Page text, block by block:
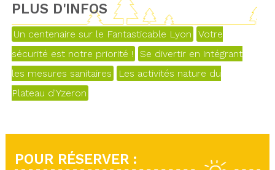
PLUS D'INFOS
Un centenaire sur le Fantasticable Lyon
Votre
sécurité est notre priorité !
Se divertir en intégrant
les mesures sanitaires
Les activités nature du
Plateau d'Yzeron
POUR RÉSERVER :